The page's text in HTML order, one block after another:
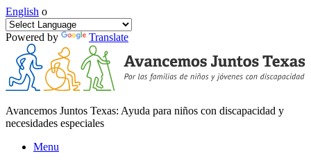
English o
Powered by Translate
Avancemos Juntos Texas: Ayuda para niños con discapacidad y
necesidades especiales
Menu